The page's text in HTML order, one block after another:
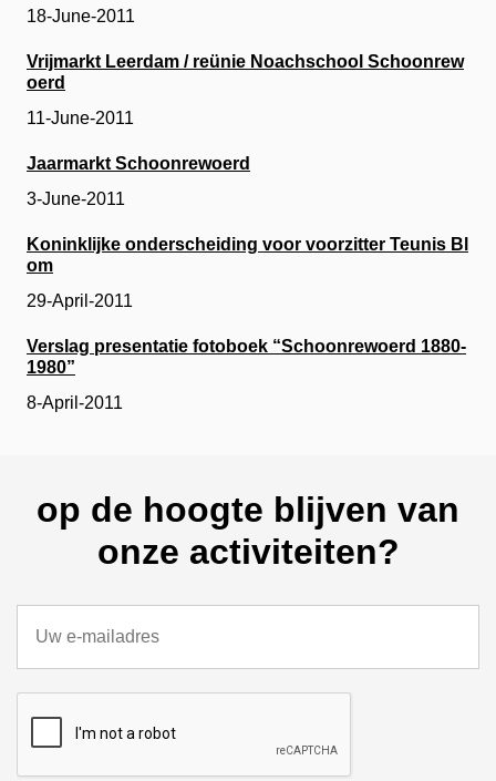
18-June-2011
Vrijmarkt Leerdam / reünie Noachschool Schoonrew
oerd
11-June-2011
Jaarmarkt Schoonrewoerd
3-June-2011
Koninklijke onderscheiding voor voorzitter Teunis Bl
om
29-April-2011
Verslag presentatie fotoboek “Schoonrewoerd 1880-
1980”
8-April-2011
op de hoogte blijven van
onze activiteiten?